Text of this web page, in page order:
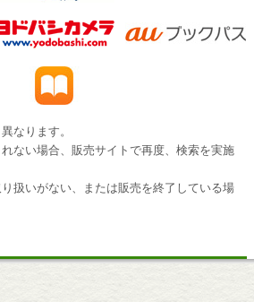
なります。
ない場合、販売サイトで再度、検索を実施
扱いがない、または販売を終了している場